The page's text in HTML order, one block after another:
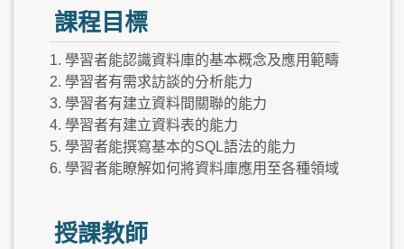
課程目標
1. 學習者能認識資料庫的基本概念及應用範疇
2. 學習者有需求訪談的分析能力
3. 學習者有建立資料間關聯的能力
4. 學習者有建立資料表的能力
5. 學習者能撰寫基本的SQL語法的能力
6. 學習者能瞭解如何將資料庫應用至各種領域
授課教師